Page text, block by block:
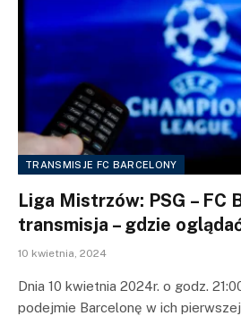
TRANSMISJE FC BARCELONY
Liga Mistrzów: PSG – FC
transmisja – gdzie
10 kwietnia, 2024
Dnia 10 kwietnia 2024r. o godz.
podejmie Barcelonę w ich